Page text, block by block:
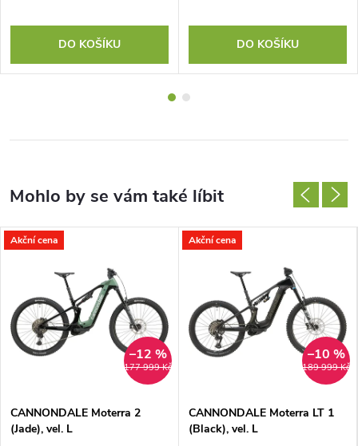
DO KOŠÍKU DO KOŠÍKU
Akční cena
177 999 Kč
–12 %
CANNONDALE Moterra 2
(Jade), vel. L
Akční cena
189 999 Kč
–10 %
CANNONDALE Moterra LT 1
(Black), vel. L